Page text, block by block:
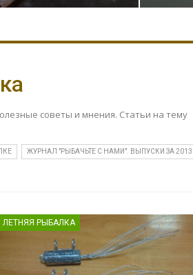
советы и мнения. Статьи на тему
ЖУРНАЛ "РЫБАЧЬТЕ С НАМИ". ВЫПУСКИ ЗА 2013
ЛЕТНЯЯ РЫБАЛКА